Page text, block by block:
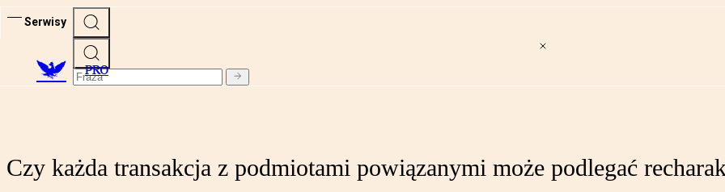
Serwisy
PRO
Czy każda transakcja z podmiotami powiązanymi może podlegać